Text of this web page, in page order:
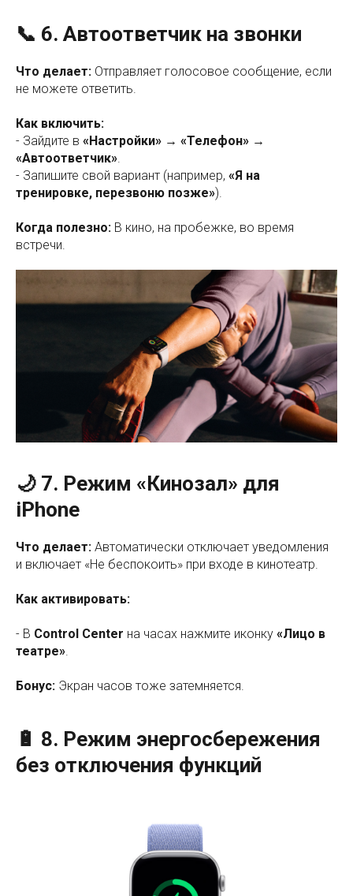
📞 6. Автоответчик на звонки
Что делает: Отправляет голосовое сообщение, если
не можете ответить.
Как включить:
- Зайдите в «Настройки» → «Телефон» →
«Автоответчик».
- Запишите свой вариант (например, «Я на
тренировке, перезвоню позже»).
Когда полезно: В кино, на пробежке, во время
встречи.
🌙 7. Режим «Кинозал» для
iPhone
Что делает: Автоматически отключает уведомления
и включает «Не беспокоить» при входе в кинотеатр.
Как активировать:
- В Control Center на часах нажмите иконку «Лицо в
театре».
Бонус: Экран часов тоже затемняется.
🔋 8. Режим энергосбережения
без отключения функций